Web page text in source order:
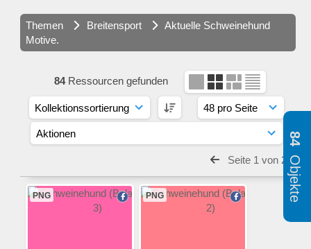
Themen Breitensport
Aktuelle Schweinehund
Motive.
84 Ressourcen gefunden
Seite 1 von 2
PNG PNG
84
Objekte